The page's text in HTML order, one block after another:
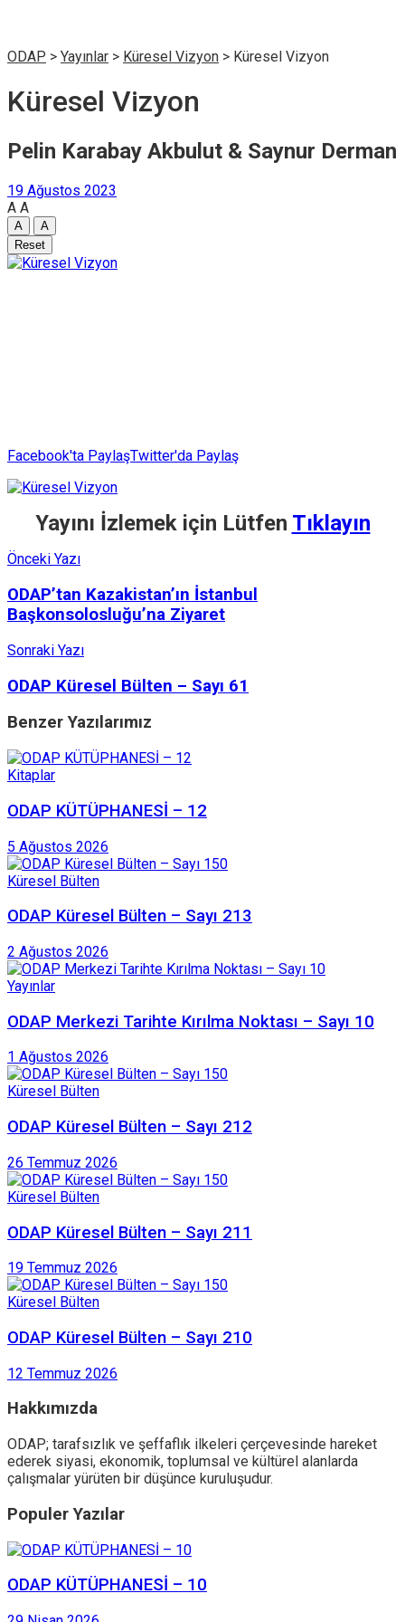
ODAP > Yayınlar > Küresel Vizyon > Küresel Vizyon
Küresel Vizyon
Pelin Karabay Akbulut & Saynur Derman
19 Ağustos 2023
A A
A
A
Reset
Facebook'ta PaylaşTwitter'da Paylaş
Yayını İzlemek için Lütfen Tıklayın
Önceki Yazı
ODAP’tan Kazakistan’ın İstanbul
Başkonsolosluğu’na Ziyaret
Sonraki Yazı
ODAP Küresel Bülten – Sayı 61
BenzerYazılarımız
Kitaplar
ODAP KÜTÜPHANESİ – 12
5 Ağustos 2026
Küresel Bülten
ODAP Küresel Bülten – Sayı 213
2 Ağustos 2026
Yayınlar
ODAP Merkezi Tarihte Kırılma Noktası – Sayı 10
1 Ağustos 2026
Küresel Bülten
ODAP Küresel Bülten – Sayı 212
26 Temmuz 2026
Küresel Bülten
ODAP Küresel Bülten – Sayı 211
19 Temmuz 2026
Küresel Bülten
ODAP Küresel Bülten – Sayı 210
12 Temmuz 2026
Hakkımızda
ODAP; tarafsızlık ve şeffaflık ilkeleri çerçevesinde hareket
ederek siyasi, ekonomik, toplumsal ve kültürel alanlarda
çalışmalar yürüten bir düşünce kuruluşudur.
Populer Yazılar
ODAP KÜTÜPHANESİ – 10